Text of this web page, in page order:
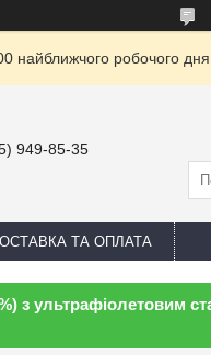
найближчого робочого
949-85-35
ТА ОПЛАТА
з ультрафіолетовим